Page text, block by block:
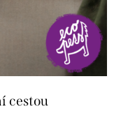
cestou